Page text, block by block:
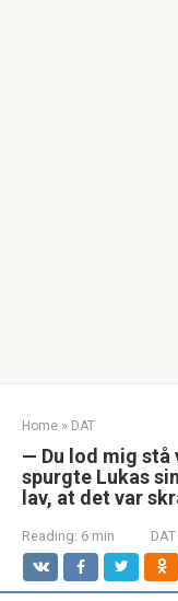
Home » DAT
— Du lod mig
spurgte Lukas
lav, at det var
Reading: 6 min DAT